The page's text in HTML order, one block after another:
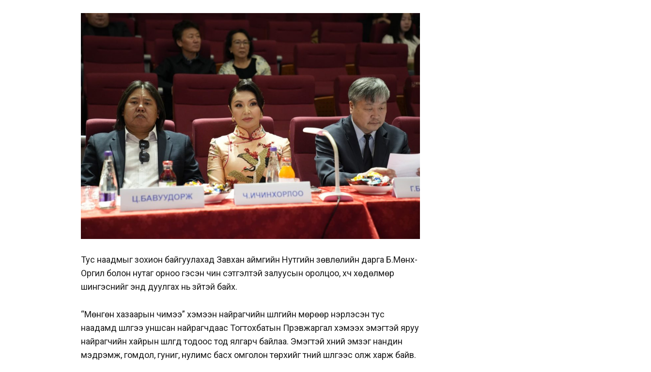
Тус наадмыг зохион байгуулахад Завхан аймгийн Нутгийн зөвлөлийн дарга Б.Мөнх-
Оргил болон нутаг орноо гэсэн чин сэтгэлтэй залуусын оролцоо, хүч хөдөлмөр
шингэснийг энд дуулгах нь зүйтэй байх.
“Мөнгөн хазаарын чимээ” хэмээн найрагчийн шүлгийн мөрөөр нэрлэсэн тус
наадамд шүлгээ уншсан найрагчдаас Тогтохбатын Пүрэвжаргал хэмээх эмэгтэй яруу
найрагчийн хайрын шүлгүүд тодоос тод ялгарч байлаа. Эмэгтэй хүний эмзэг нандин
мэдрэмж, гомдол, гуниг, нулимс басхүү омголон төрхийг түүний шүлгээс олж харж байв.